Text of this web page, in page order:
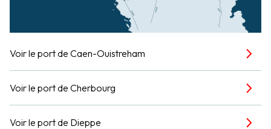
Voir le port de Caen-Ouistreham
Voir le port de Cherbourg
Voir le port de Dieppe